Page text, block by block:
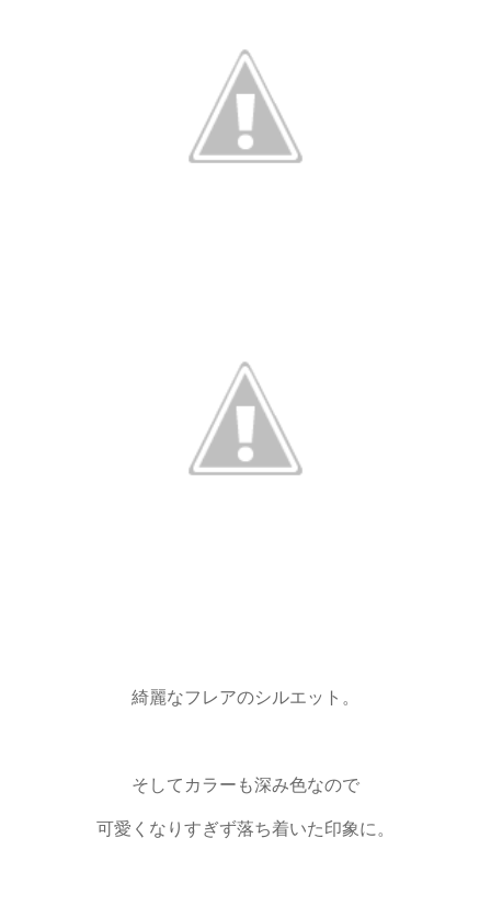
綺麗なフレアのシルエット。
そしてカラーも深み色なので
可愛くなりすぎず落ち着いた印象に。